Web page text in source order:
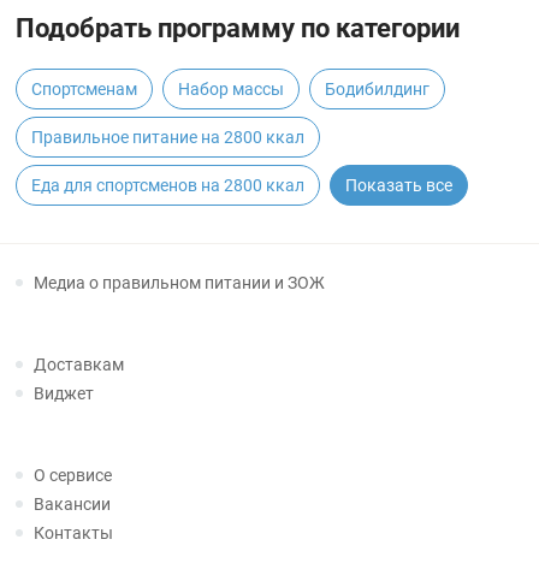
Подобрать программу по категории
Спортсменам Набор массы Бодибилдинг
Правильное питание на 2800 ккал
Еда для спортсменов на 2800 ккал Показать все
Медиа о правильном питании и ЗОЖ
Доставкам
Виджет
О сервисе
Вакансии
Контакты